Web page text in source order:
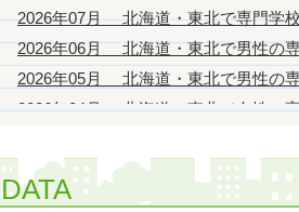
2026年07月 北海道・東北で専門学
2026年06月 北海道・東北で男性の
2026年05月 北海道・東北で男性の
2026年04月 北海道・東北で女性の
2026年04月 北海道・東北で男性の
2026年04月 北海道・東北で男性の
DATA